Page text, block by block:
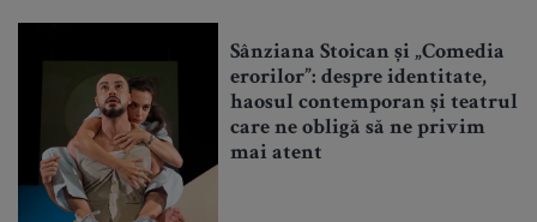
Sânziana Stoican și „Comedia
erorilor”: despre identitate,
haosul contemporan și teatrul
care ne obligă să ne privim
mai atent